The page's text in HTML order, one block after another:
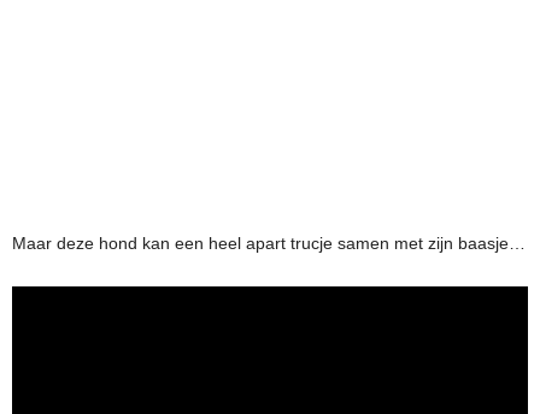
Maar deze hond kan een heel apart trucje samen met zijn baasje…